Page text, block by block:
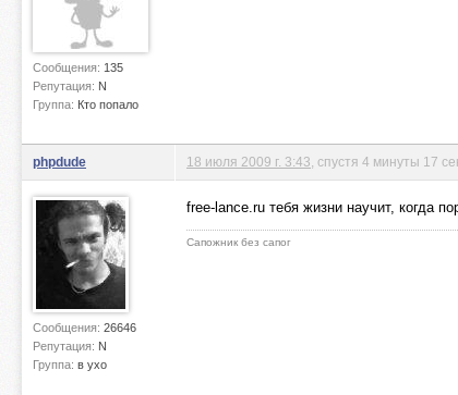
Сообщения: 135
Репутация: N
Группа: Кто попало
phpdude
Сообщения: 26646
Репутация: N
Группа: в ухо
18 июля 2009 г. 3:43 , спустя 4 минуты 17
free-lance.ru тебя жизни научит, когда
Сапожник без сапог